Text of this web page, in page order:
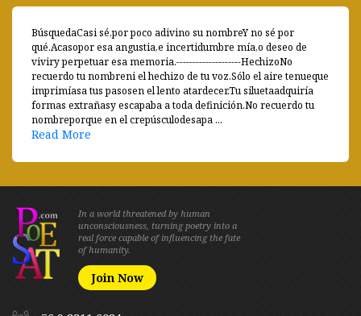
BúsquedaCasi sé,por poco adivino su nombreY no sé por
qué.Acasopor esa angustia,e incertidumbre mía,o deseo de
viviry perpetuar esa memoria.--------------------HechizoNo
recuerdo tu nombreni el hechizo de tu voz.Sólo el aire tenueque
imprimíasa tus pasosen el lento atardecer.Tu siluetaadquiría
formas extrañasy escapaba a toda definición.No recuerdo tu
nombreporque en el crepúsculodesapa ...
Read More
In a world threatened by human
unconsciousness, turning poetry into a
real force capable of influencing the fate
of humanity.
Join Now